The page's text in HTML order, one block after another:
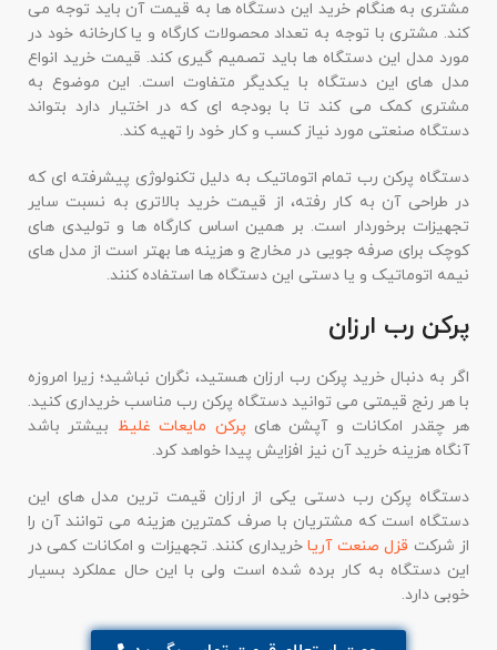
مشتری به هنگام خرید این دستگاه ها به قیمت آن باید توجه می
کند. مشتری با توجه به تعداد محصولات کارگاه و یا کارخانه خود در
مورد مدل این دستگاه ها باید تصمیم گیری کند. قیمت خرید انواع
مدل های این دستگاه با یکدیگر متفاوت است. این موضوع به
مشتری کمک می کند تا با بودجه ای که در اختیار دارد بتواند
دستگاه صنعتی مورد نیاز کسب و کار خود را تهیه کند.
دستگاه پرکن رب تمام اتوماتیک به دلیل تکنولوژی پیشرفته ای که
در طراحی آن به کار رفته، از قیمت خرید بالاتری به نسبت سایر
تجهیزات برخوردار است. بر همین اساس کارگاه ها و تولیدی های
کوچک برای صرفه جویی در مخارج و هزینه ها بهتر است از مدل های
نیمه اتوماتیک و یا دستی این دستگاه ها استفاده کنند.
پرکن رب ارزان
اگر به دنبال خرید پرکن رب ارزان هستید، نگران نباشید؛ زیرا امروزه
با هر رنج قیمتی می توانید دستگاه پرکن رب مناسب خریداری کنید.
هر چقدر امکانات و آپشن های پرکن مایعات غلیظ بیشتر باشد
آنگاه هزینه خرید آن نیز افزایش پیدا خواهد کرد.
دستگاه پرکن رب دستی یکی از ارزان قیمت ترین مدل های این
دستگاه است که مشتریان با صرف کمترین هزینه می توانند آن را
از شرکت قزل صنعت آریاخریداری کنند. تجهیزات و امکانات کمی در
این دستگاه به کار برده شده است ولی با این حال عملکرد بسیار
خوبی دارد.